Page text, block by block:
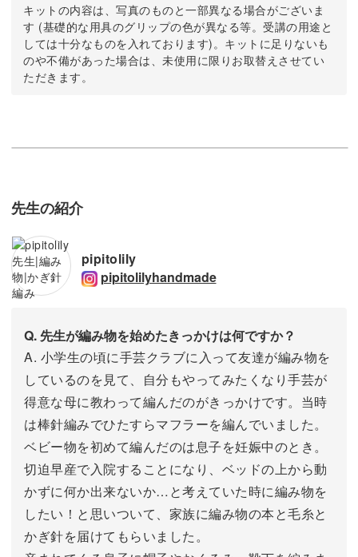
キットの内容は、写真のものと一部異なる場合がございま
す (基礎的な用具のグリップの色が異なる等。受講の用途と
しては十分なものを入れております)。キットに足りないも
のや不備があった場合は、未使用に限りお取替えさせてい
ただきます。
先生の紹介
pipitolily
pipitolilyhandmade
Q. 先生が編み物を始めたきっかけは何ですか？
A. 小学生の頃に手芸クラブに入って友達が編み物を
しているのを見て、自分もやってみたくなり手芸が
得意な母に教わって編んだのがきっかけです。当時
は棒針編みでひたすらマフラーを編んでいました。
ベビー物を初めて編んだのは息子を妊娠中のとき。
切迫早産で入院することになり、ベッドの上から動
かずに何か出来ないか…と考えていた時に編み物を
したい！と思いついて、家族に編み物の本と毛糸と
かぎ針を届けてもらいました。